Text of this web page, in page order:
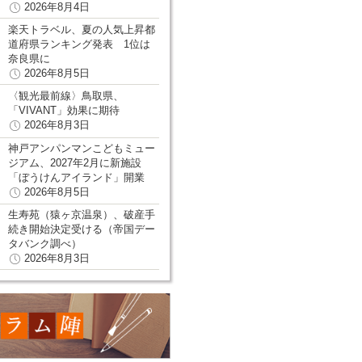
2026年8月4日
楽天トラベル、夏の人気上昇都
道府県ランキング発表 1位は
奈良県に
2026年8月5日
〈観光最前線〉鳥取県、
「VIVANT」効果に期待
2026年8月3日
神戸アンパンマンこどもミュー
ジアム、2027年2月に新施設
「ぼうけんアイランド」開業
2026年8月5日
生寿苑（猿ヶ京温泉）、破産手
続き開始決定受ける（帝国デー
タバンク調べ）
2026年8月3日